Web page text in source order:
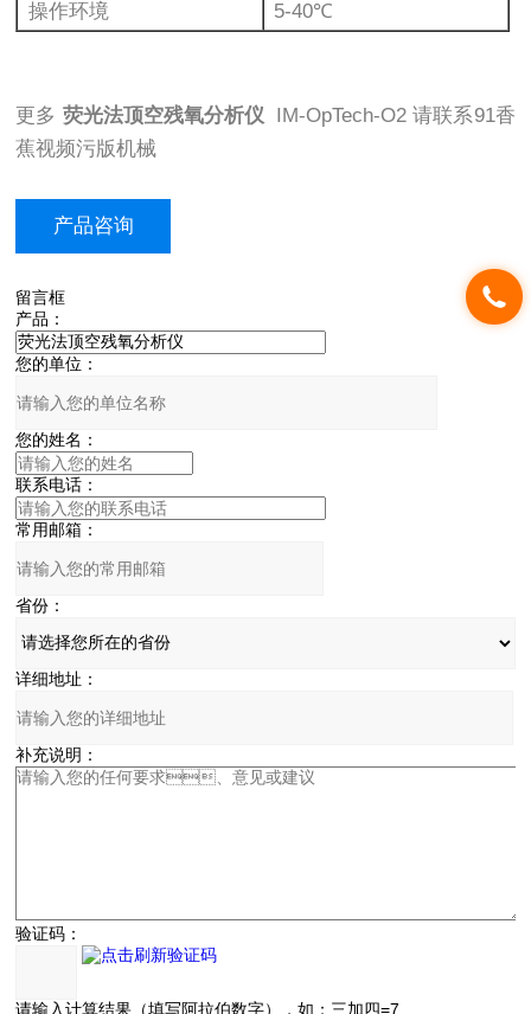
操作环境
5-40℃
更多 荧光法顶空残氧分析仪 IM-OpTech-O2 请联系91香
蕉视频污版机械
产品咨询
留言框
产品：
您的单位：
您的姓名：
联系电话：
常用邮箱：
省份：
详细地址：
补充说明：
验证码：
请输入计算结果（填写阿拉伯数字），如：三加四=7